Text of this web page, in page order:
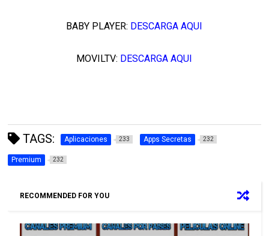
BABY PLAYER: DESCARGA AQUI
MOVILTV: DESCARGA AQUI
TAGS: Aplicaciones 233 Apps Secretas 232
Premium 232
RECOMMENDED FOR YOU